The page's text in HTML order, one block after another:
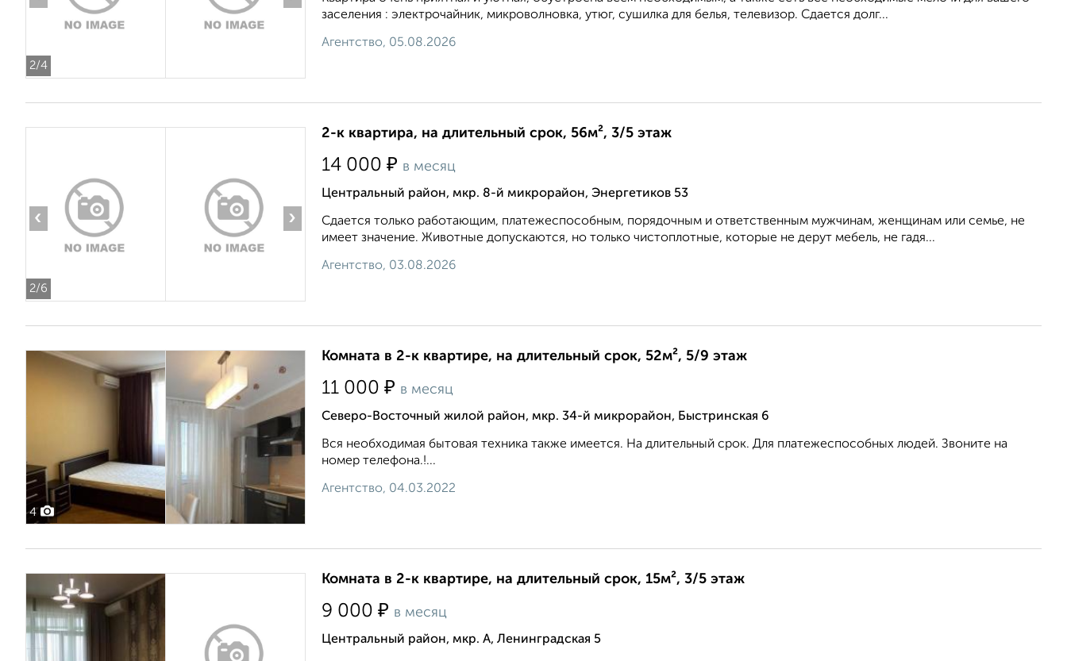
2/4
заселения : электрочайник, микроволновка, утюг, сушилка для белья, телевизор. Сдается долг...
Агентство, 05.08.2026
2/6
‹ ›
2-к квартира, на длительный срок, 56м², 3/5 этаж
14 000 ₽ в месяц
Центральный район, мкр. 8-й микрорайон, Энергетиков 53
Сдается только работающим, платежеспособным, порядочным и ответственным мужчинам, женщинам или семье, не
имеет значение. Животные допускаются, но только чистоплотные, которые не дерут мебель, не гадя...
Агентство, 03.08.2026
4
Комната в 2-к квартире, на длительный срок, 52м², 5/9 этаж
11 000 ₽ в месяц
Северо-Восточный жилой район, мкр. 34-й микрорайон, Быстринская 6
Вся необходимая бытовая техника также имеется. На длительный срок. Для платежеспособных людей. Звоните на
номер телефона.!...
Агентство, 04.03.2022
Комната в 2-к квартире, на длительный срок, 15м², 3/5 этаж
9 000 ₽ в месяц
Центральный район, мкр. А, Ленинградская 5